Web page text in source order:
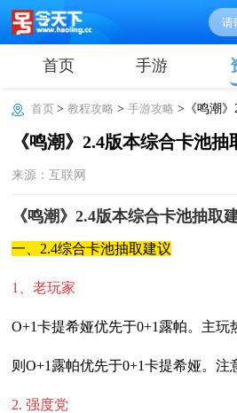
首页 手游
首页>教程攻略 >手游攻略 >《鸣潮
《鸣潮》2.4版本综合卡池抽
来源：互联网
《鸣潮》2.4版本综合卡池抽取
一、2.4综合卡池抽取建议
1、老玩家
O+1卡提希娅优先于0+1露帕。主玩
则O+1露帕优先于0+1卡提希娅。注
2. 强度党